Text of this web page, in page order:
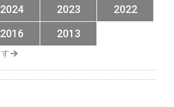
2024 2023
2022
2016 2013